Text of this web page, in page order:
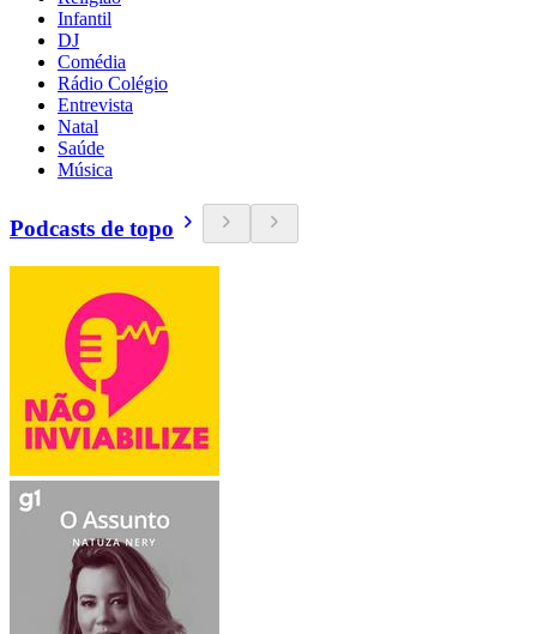
Infantil
DJ
Comédia
Rádio Colégio
Entrevista
Natal
Saúde
Música
Podcasts de topo